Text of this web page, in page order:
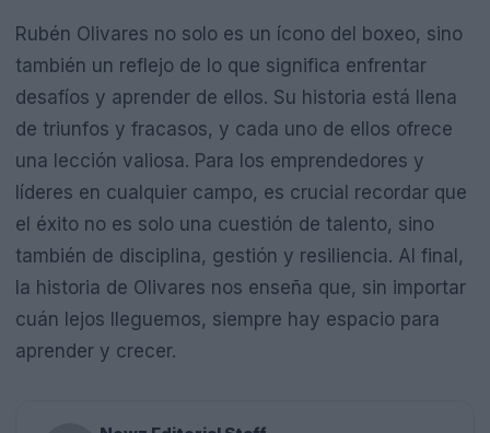
Rubén Olivares no solo es un ícono del boxeo, sino
también un reflejo de lo que significa enfrentar
desafíos y aprender de ellos. Su historia está llena
de triunfos y fracasos, y cada uno de ellos ofrece
una lección valiosa. Para los emprendedores y
líderes en cualquier campo, es crucial recordar que
el éxito no es solo una cuestión de talento, sino
también de disciplina, gestión y resiliencia. Al final,
la historia de Olivares nos enseña que, sin importar
cuán lejos lleguemos, siempre hay espacio para
aprender y crecer.